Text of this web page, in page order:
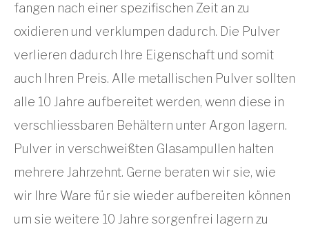
fangen nach einer spezifischen Zeit an zu
oxidieren und verklumpen dadurch. Die Pulver
verlieren dadurch Ihre Eigenschaft und somit
auch Ihren Preis. Alle metallischen Pulver sollten
alle 10 Jahre aufbereitet werden, wenn diese in
verschliessbaren Behältern unter Argon lagern.
Pulver in verschweißten Glasampullen halten
mehrere Jahrzehnt. Gerne beraten wir sie, wie
wir Ihre Ware für sie wieder aufbereiten können
um sie weitere 10 Jahre sorgenfrei lagern zu